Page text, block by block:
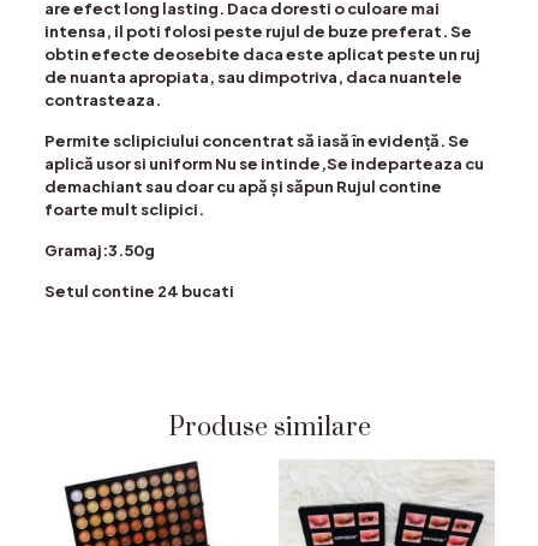
are efect long lasting. Daca doresti o culoare mai
intensa, il poti folosi peste rujul de buze preferat. Se
obtin efecte deosebite daca este aplicat peste un ruj
de nuanta apropiata, sau dimpotriva, daca nuantele
contrasteaza.
Permite sclipiciului concentrat să iasă în evidență. Se
aplică usor si uniform Nu se intinde,Se indeparteaza cu
demachiant sau doar cu apă și săpun Rujul contine
foarte mult sclipici.
Gramaj:3.50g
Setul contine 24 bucati
Produse similare